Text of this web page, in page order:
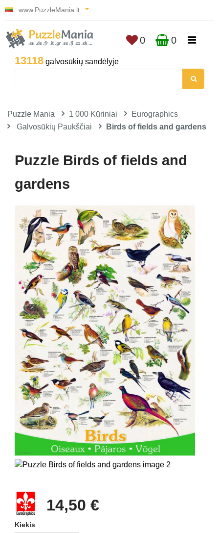
www.PuzzleMania.lt
13118 galvosūkių sandėlyje
0 0
Puzzle Mania 1 000 Kūriniai
Eurographics
Galvosūkių Paukščiai
Birds of fields and gardens
Puzzle Birds of fields and
gardens
14,50 €
Kiekis